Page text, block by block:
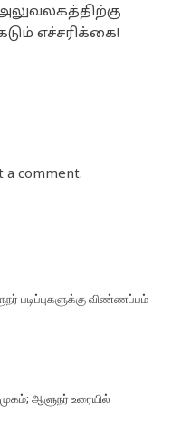
எச்சரிக்கை!
a comment.
படிப்புகளுக்கு விண்ணப்பம்
ஆளுநர் உரையில்